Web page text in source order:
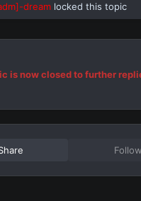
dream locked this topic
is now closed to further